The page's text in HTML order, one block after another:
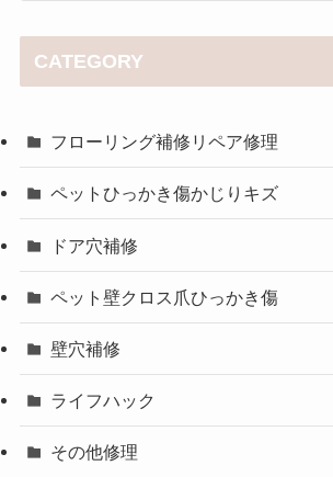
CATEGORY
フローリング補修リペア修理
ペットひっかき傷かじりキズ
ドア穴補修
ペット壁クロス爪ひっかき傷
壁穴補修
ライフハック
その他修理